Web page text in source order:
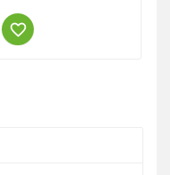
hidratarlas, les
